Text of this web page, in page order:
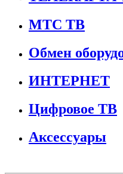
МТС ТВ
Обмен
ИНТЕРНЕТ
Цифровое ТВ
Аксессуары